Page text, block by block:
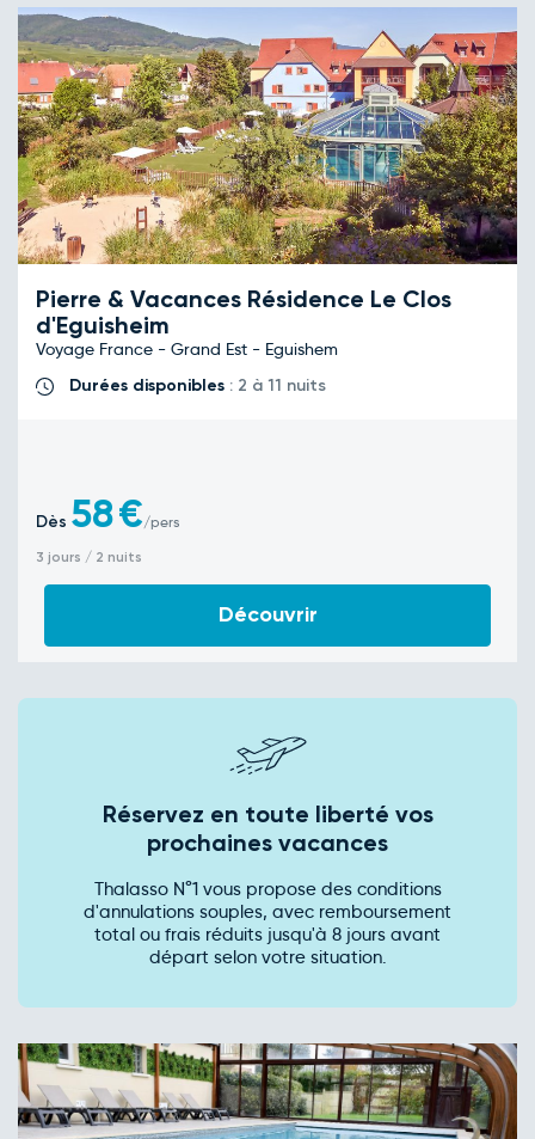
Pierre & Vacances Résidence Le Clos
d'Eguisheim
Voyage France - Grand Est - Eguishem
Durées disponibles : 2 à 11 nuits
Dès 58€/pers
3 jours / 2 nuits
Découvrir
Réservez en toute liberté vos
prochaines vacances
Thalasso N°1 vous propose des conditions
d'annulations souples, avec remboursement
total ou frais réduits jusqu'à 8 jours avant
départ selon votre situation.